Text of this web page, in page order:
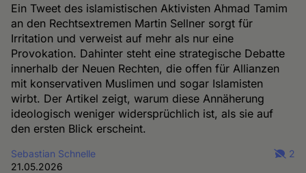
Ein Tweet des islamistischen Aktivisten Ahmad Tamim
an den Rechtsextremen Martin Sellner sorgt für
Irritation und verweist auf mehr als nur eine
Provokation. Dahinter steht eine strategische Debatte
innerhalb der Neuen Rechten, die offen für Allianzen
mit konservativen Muslimen und sogar Islamisten
wirbt. Der Artikel zeigt, warum diese Annäherung
ideologisch weniger widersprüchlich ist, als sie auf
den ersten Blick erscheint.
Sebastian Schnelle
21.05.2026
2